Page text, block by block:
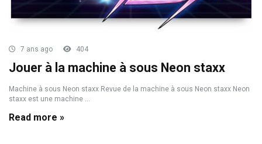
7 ans ago 404
Jouer à la machine à sous Neon staxx
Machine à sous Neon staxx Revue de la machine à sous Neon staxx Neon
staxx est une machine ...
Read more »